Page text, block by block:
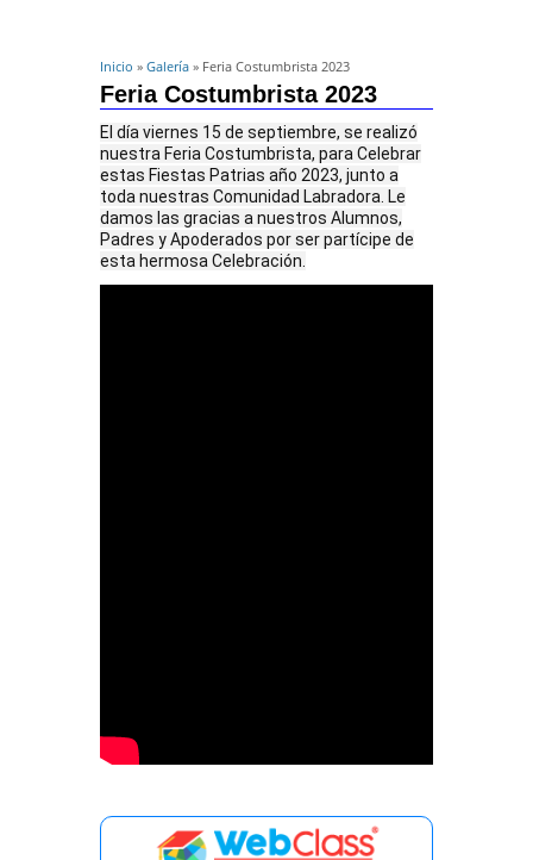
Inicio » Galería » Feria Costumbrista 2023
Feria Costumbrista 2023
El día viernes 15 de septiembre, se realizó
nuestra Feria Costumbrista, para Celebrar
estas Fiestas Patrias año 2023, junto a
toda nuestras Comunidad Labradora. Le
damos las gracias a nuestros Alumnos,
Padres y Apoderados por ser partícipe de
esta hermosa Celebración.